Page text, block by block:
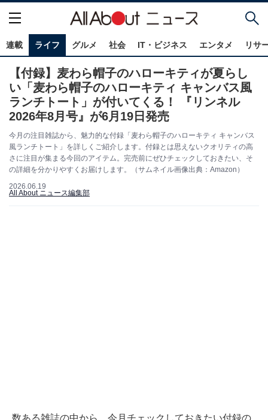
連載 ライフ グルメ 社会 IT・ビジネス エンタメ リサ
【付録】麦わら帽子のハローキティが夏らし
い「麦わら帽子のハローキティ キャンバス風
ランチトート」が付いてくる！ 『リンネル
2026年8月号』が6月19日発売
今月の注目雑誌から、魅力的な付録「麦わら帽子のハローキティ キャンバス
風ランチトート」を詳しくご紹介します。付録とは思えないクオリティの高
さに注目が集まる今回のアイテム。完売前にぜひチェックしておきたい、そ
の詳細を分かりやすくお届けします。（サムネイル画像出典：Amazon）
2026.06.19
All About ニュース編集部
数ある雑誌の中から、今月チェックしておきたい付録の